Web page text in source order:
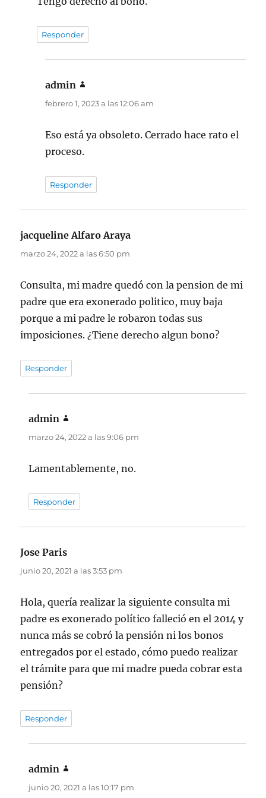
Responder
admin
febrero 1, 2023 a las 12:06 am
Eso está ya obsoleto. Cerrado hace rato el
proceso.
Responder
jacqueline Alfaro Araya
marzo 24, 2022 a las 6:50 pm
Consulta, mi madre quedó con la pension de mi
padre que era exonerado politico, muy baja
porque a mi padre le robaron todas sus
imposiciones. ¿Tiene derecho algun bono?
Responder
admin
marzo 24, 2022 a las 9:06 pm
Lamentablemente, no.
Responder
Jose Paris
junio 20, 2021 a las 3:53 pm
Hola, quería realizar la siguiente consulta mi
padre es exonerado político falleció en el 2014 y
nunca más se cobró la pensión ni los bonos
entregados por el estado, cómo puedo realizar
el trámite para que mi madre pueda cobrar esta
pensión?
Responder
admin
junio 20, 2021 a las 10:17 pm